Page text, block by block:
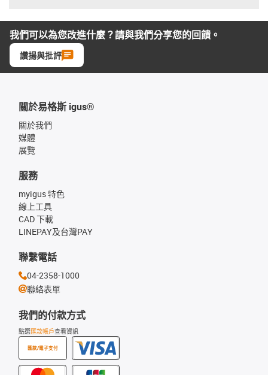
我們可以為您改進什麼？請與我們分享您的回饋。
讚揚與批評
關於易格斯 igus®
關於我們
媒體
展覽
我們的付款方式
點選匯款帳戶查看資訊
匯款/電子支付
服務
myigus 特色
線上工具
CAD 下載
LINEPAY及台灣PAY
聯繫電話
04-2358-1000
聯絡表單